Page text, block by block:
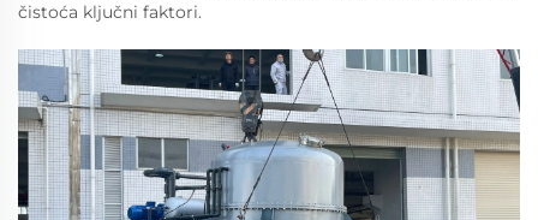
čistoća ključni faktori.